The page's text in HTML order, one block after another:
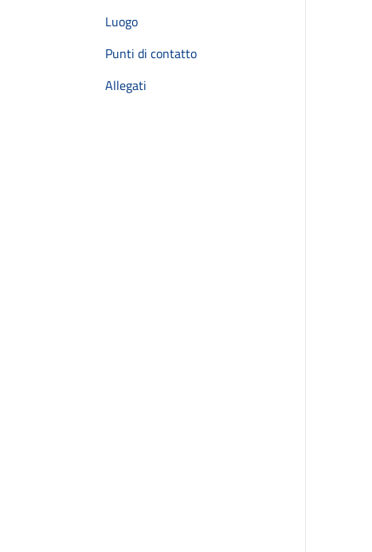
Luogo
Punti di contatto
Allegati